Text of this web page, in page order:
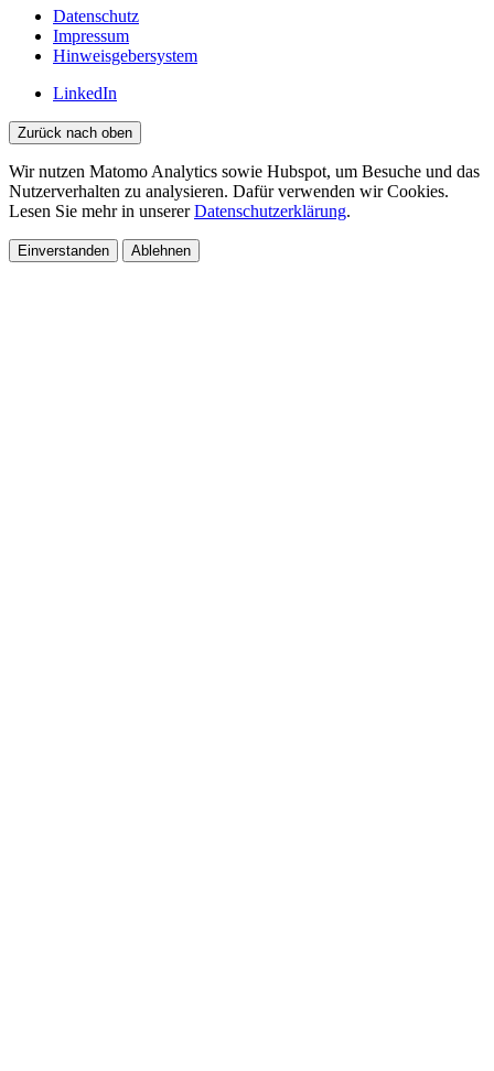
Datenschutz
Impressum
Hinweisgebersystem
LinkedIn
Zurück nach oben
Wir nutzen Matomo Analytics sowie Hubspot, um Besuche und das
Nutzerverhalten zu analysieren. Dafür verwenden wir Cookies.
Lesen Sie mehr in unsererDatenschutzerklärung.
Einverstanden Ablehnen